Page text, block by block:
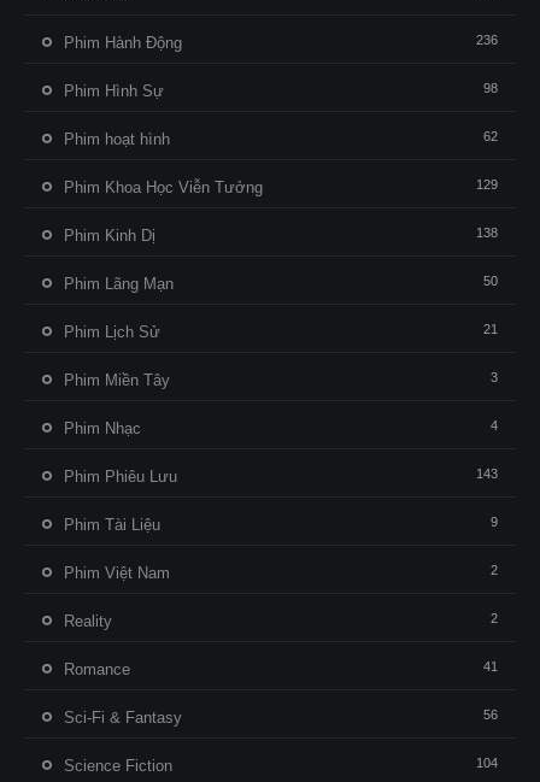
Phim Hành Động 236
Phim Hình Sự 98
Phim hoạt hình 62
Phim Khoa Học Viễn Tưởng 129
Phim Kinh Dị 138
Phim Lãng Mạn 50
Phim Lịch Sử 21
Phim Miền Tây 3
Phim Nhạc 4
Phim Phiêu Lưu 143
Phim Tài Liệu 9
Phim Việt Nam 2
Reality 2
Romance 41
Sci-Fi & Fantasy 56
Science Fiction 104